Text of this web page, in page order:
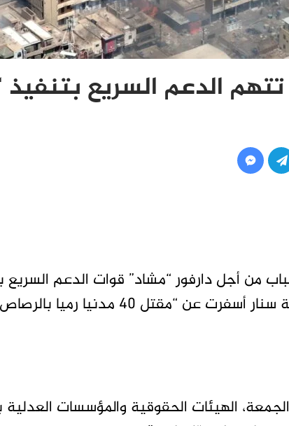
الدعم السريع بتنفيذ
من أجل دارفور “مشاد” قوات الدعم السريع
“مقتل 40 مدنيا رميا بالرصاص”.
الهيئات الحقوقية والمؤسسات العدلية